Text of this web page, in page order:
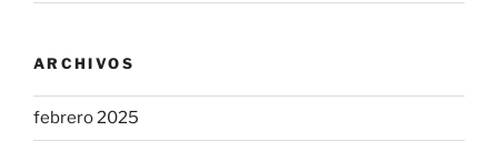
ARCHIVOS
febrero 2025